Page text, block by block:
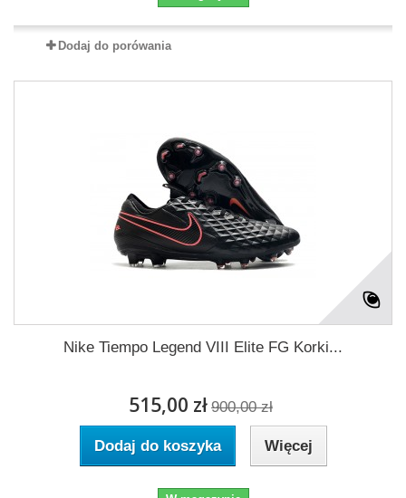
Dodaj do porówania
Nike Tiempo Legend VIII Elite FG Korki...
515,00 zł 900,00 zł
Dodaj do koszyka Więcej